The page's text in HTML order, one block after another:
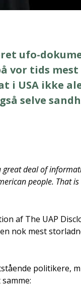
ufo-
vor tids
i USA ikke
sel­ve
deal of
peop­le. That
af The UAP
nok mest
poli­ti­ke­re,